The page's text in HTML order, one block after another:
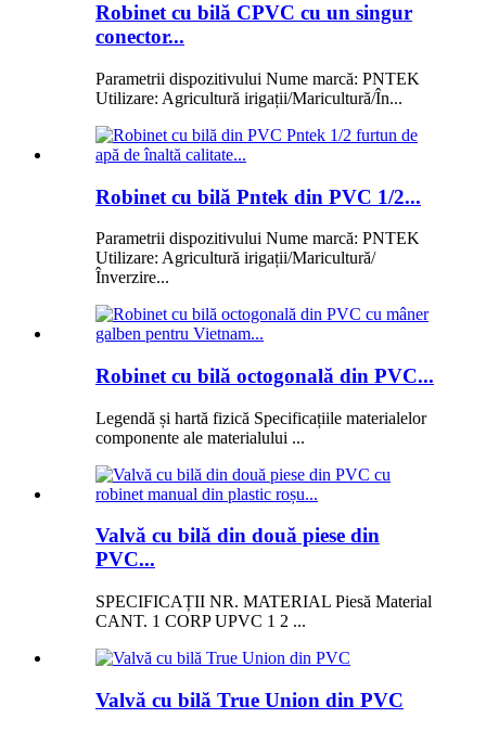
Robinet cu bilă CPVC cu un singur
conector...
Parametrii dispozitivului Nume marcă: PNTEK
Utilizare: Agricultură irigații/Maricultură/În...
Robinet cu bilă Pntek din PVC 1/2...
Parametrii dispozitivului Nume marcă: PNTEK
Utilizare: Agricultură irigații/Maricultură/
Înverzire...
Robinet cu bilă octogonală din PVC...
Legendă și hartă fizică Specificațiile materialelor
componente ale materialului ...
Valvă cu bilă din două piese din
PVC...
SPECIFICAȚII NR. MATERIAL Piesă Material
CANT. 1 CORP UPVC 1 2 ...
Valvă cu bilă True Union din PVC